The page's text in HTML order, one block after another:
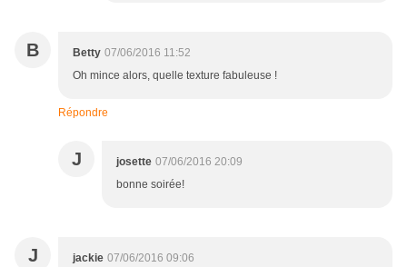
B Betty 07/06/2016 11:52
Oh mince alors, quelle texture fabuleuse !
Répondre
J josette 07/06/2016 20:09
bonne soirée!
J jackie 07/06/2016 09:06